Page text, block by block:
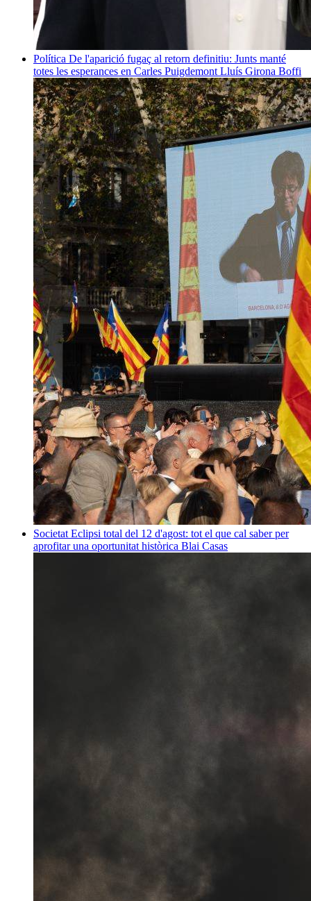
Política De l'aparició fugaç al retorn definitiu: Junts manté
totes les esperances en Carles Puigdemont Lluís Girona Boffi
Societat Eclipsi total del 12 d'agost: tot el que cal saber per
aprofitar una oportunitat històrica Blai Casas